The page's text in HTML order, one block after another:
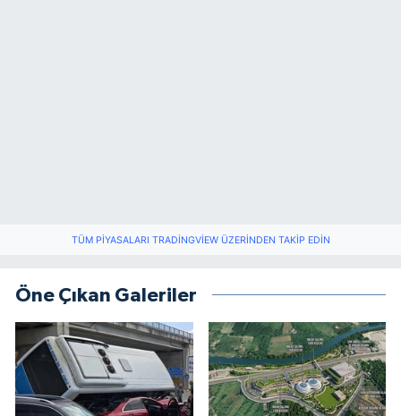
TÜM PIYASALARI TRADINGVIEW ÜZERINDEN TAKIP EDIN
Öne Çıkan Galeriler